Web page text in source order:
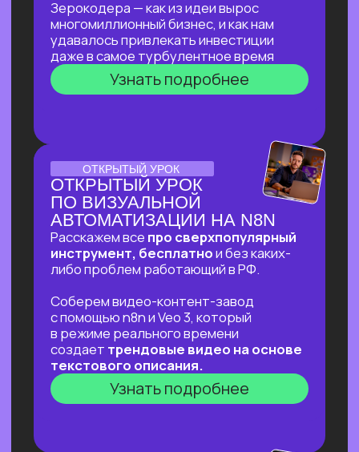
ОНЛАЙН-ПРАКТИКУМ
ПО НЕЙРОСЕТЯМ
ДЛЯ САМОЗАНЯТЫХ,
РУКОВОДИТЕЛЕЙ
процессы, если нет времени
разбираться
Узнать подробнее
ОНЛАЙН-ПРАКТИКУМ
ОНЛАЙН-ПРАКТИКУМ
ДЛЯ ТЕХ, КТО УЖЕ НА
«ТЫ»С НЕЙРОСЕТЯМИ
В прямом эфире соберем «контент-
генерацией постов на основе новостей,
созданием иллюстраций к ним
и автопостингом!
⚡Никакой «базы» и «основ» —
приходи за действительно мощной
экспертизой в ИИ и узнай, что взять
от нейросетей уверенным
пользователям!